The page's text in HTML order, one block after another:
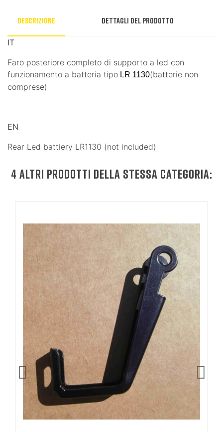
Descrizione Dettagli del prodotto
IT
Faro posteriore completo di supporto a led con
funzionamento a batteria tipo LR 1130(batterie non
comprese)
EN
Rear Led battiery LR1130 (not included)
4 ALTRI PRODOTTI DELLA STESSA CATEGORIA: